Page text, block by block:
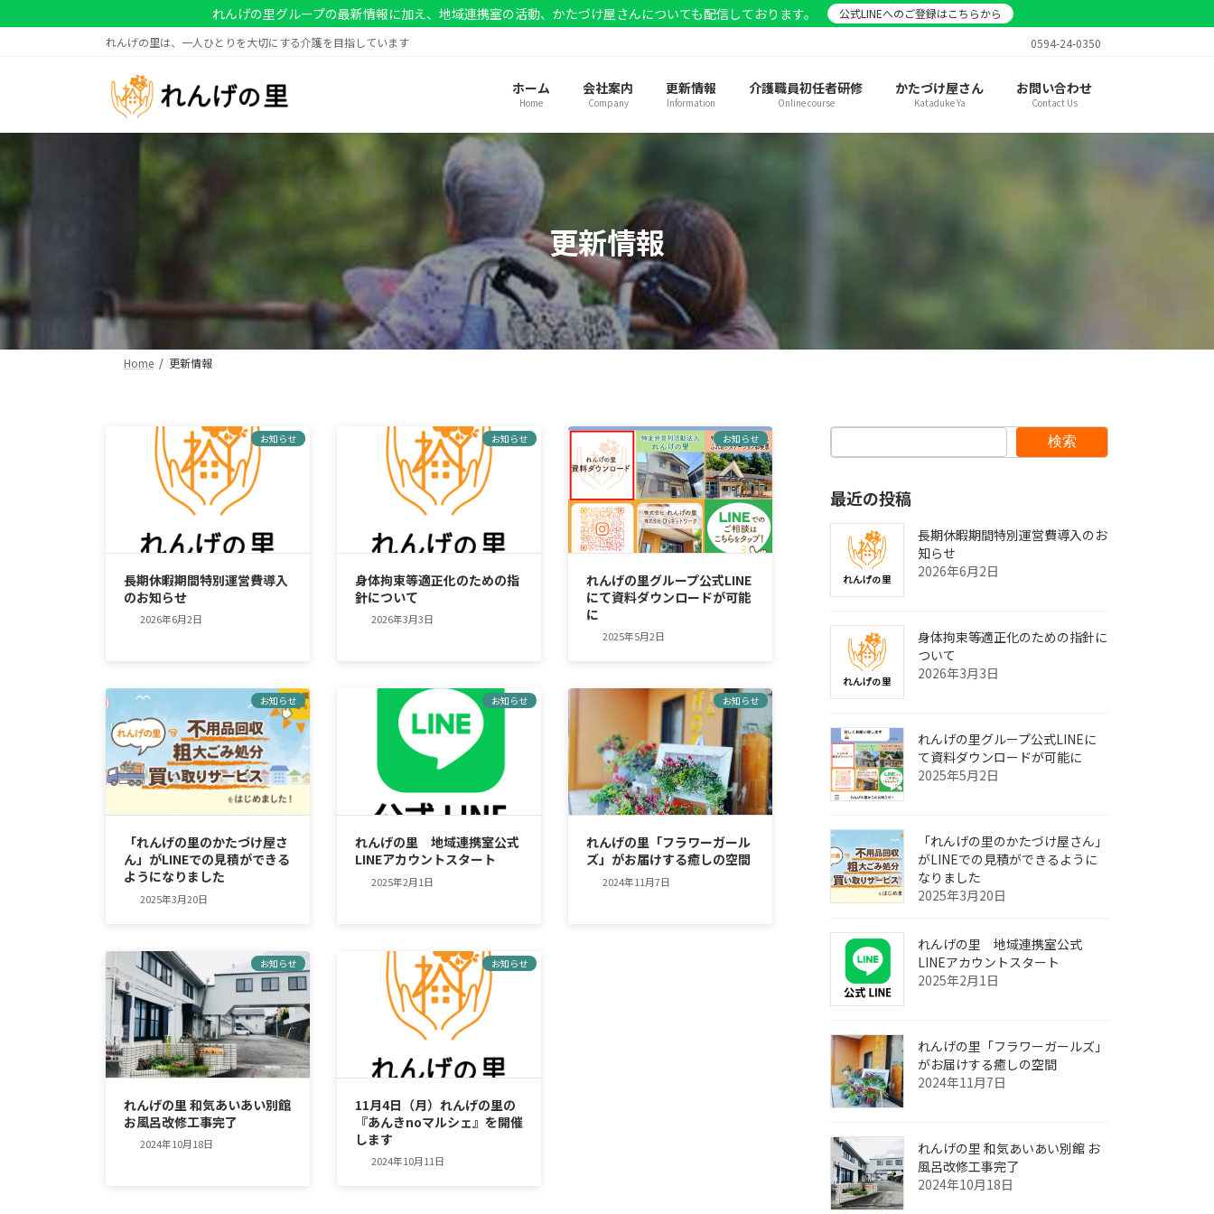
ン
ス
プ
ビ
ン
動
れんげの里グループの最新情報に加え、地域連携室の活動、かたづけ屋さんについても配信しております。
公式LINEへのご登録はこちらから
れんげの里は、一人ひとりを大切にする介護を目指しています
0594-24-0350
ホーム
Home
会社案内
Company
更新情報
Information
介護職員初任者研修
Online course
かたづけ屋さん
Kataduke Ya
お問い合わせ
Contact Us
更新情報
Home 更新情報
お知らせ
長期休暇期間特別運営費導入
のお知らせ
2026年6月2日
お知らせ
身体拘束等適正化のための指
針について
2026年3月3日
お知らせ
れんげの里グループ公式LINE
にて資料ダウンロードが可能
に
2025年5月2日
お知らせ
「れんげの里のかたづけ屋さ
ん」がLINEでの見積ができる
ようになりました
2025年3月20日
お知らせ
れんげの里 地域連携室公式
LINEアカウントスタート
2025年2月1日
お知らせ
れんげの里「フラワーガール
ズ」がお届けする癒しの空間
2024年11月7日
お知らせ
れんげの里 和気あいあい別館
お風呂改修工事完了
2024年10月18日
お知らせ
11月4日（月）れんげの里の
『あんきnoマルシェ』を開催
します
2024年10月11日
検索
最近の投稿
長期休暇期間特別運営費導入のお
知らせ
2026年6月2日
身体拘束等適正化のための指針に
ついて
2026年3月3日
れんげの里グループ公式LINEに
て資料ダウンロードが可能に
2025年5月2日
「れんげの里のかたづけ屋さん」
がLINEでの見積ができるように
なりました
2025年3月20日
れんげの里 地域連携室公式
LINEアカウントスタート
2025年2月1日
れんげの里「フラワーガールズ」
がお届けする癒しの空間
2024年11月7日
れんげの里 和気あいあい別館 お
風呂改修工事完了
2024年10月18日